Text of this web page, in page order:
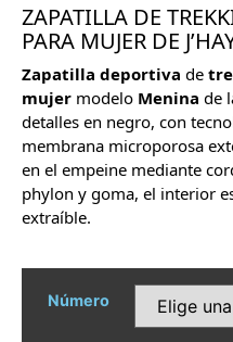
ZAPATILLA DE
PARA MUJER DE
Zapatilla deportiva de
mujer modelo Menina de
detalles en negro, con
membrana microporosa
en el empeine mediante
phylon y goma, el interior
extraíble.
Número